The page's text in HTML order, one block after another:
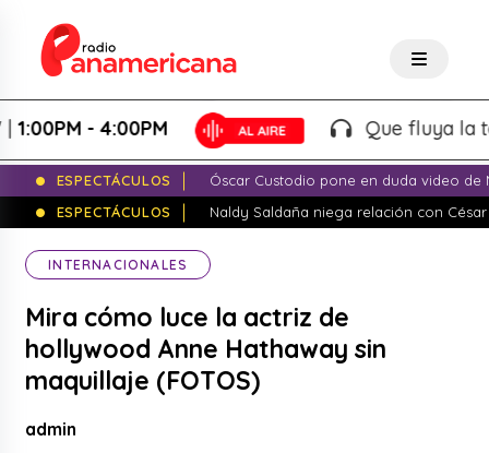
- 4:00PM Que fluya la
ESPECTÁCULOS
Óscar Custodio pone en duda video de
ESPECTÁCULOS
Naldy Saldaña niega relación con
INTERNACIONALES
Mira cómo luce la actriz de
hollywood Anne Hathaway sin
maquillaje (FOTOS)
admin